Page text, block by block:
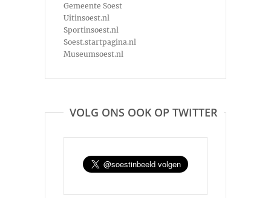
Gemeente Soest
Uitinsoest.nl
Sportinsoest.nl
Soest.startpagina.nl
Museumsoest.nl
VOLG ONS OOK OP TWITTER